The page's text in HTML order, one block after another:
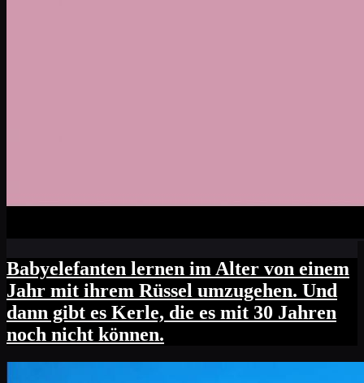
Babyelefanten lernen im Alter von einem
Jahr mit ihrem Rüssel umzugehen. Und
dann gibt es Kerle, die es mit 30 Jahren
noch nicht können.